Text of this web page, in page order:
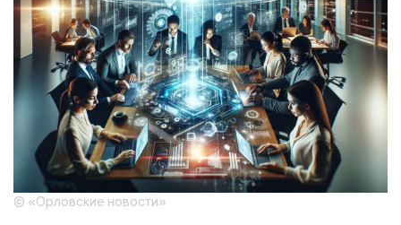
© «Орловские новости»